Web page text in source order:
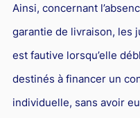
Ainsi, concernant
garantie de livraison, les
est fautive lorsqu’elle
destinés à financer un
individuelle, sans avoir